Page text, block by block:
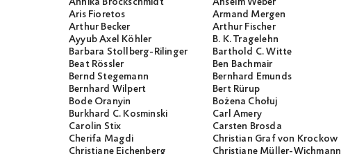
Aris Fioretos
Armand Mergen
Arthur Becker
Arthur Fischer
Ayyub Axel Köhler
B. K. Tragelehn
Barbara Stollberg-Rilinger
Barthold C. Witte
Beat Rössler
Ben Bachmair
Bernd Stegemann
Bernhard Emunds
Bernhard Wilpert
Bert Rürup
Bode Oranyin
Bożena Chołuj
Burkhard C. Kosminski
Carl Amery
Carolin Stix
Carsten Brosda
Cherifa Magdi
Christian Graf von Krockow
Christiane Eichenberg
Christiane Müller-Wichmann